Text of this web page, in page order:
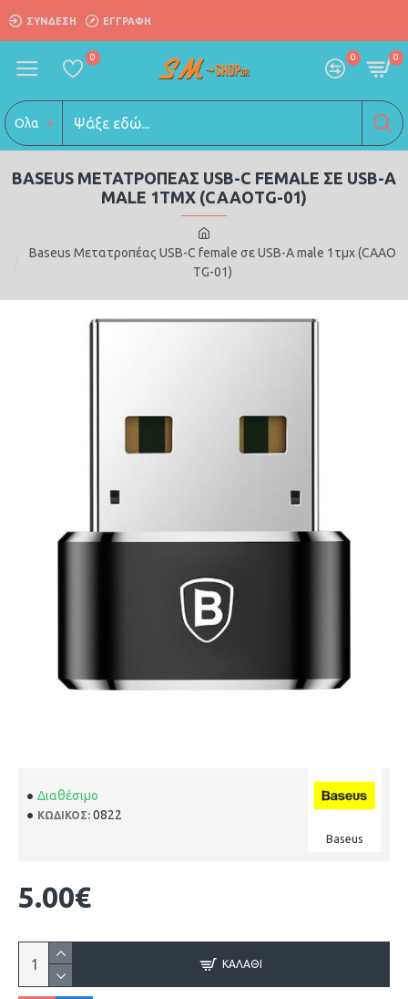
ΣΎΝΔΕΣΗ ΕΓΓΡΑΦΗ
0 0 0
Ολα
Baseus Μετατροπέας USB-C female σε USB-A male 1τμχ (CAAO
TG-01)
BASEUS ΜΕΤΑΤΡΟΠΈΑΣ USB-C FEMALE ΣΕ USB-A
MALE 1ΤΜΧ (CAAOTG-01)
Διαθέσιμο
ΚΩΔΙΚΌΣ: 0822
Baseus
5.00€
ΚΑΛΆΘΙ